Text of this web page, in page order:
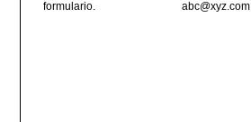
formulario.
abc@xyz.com